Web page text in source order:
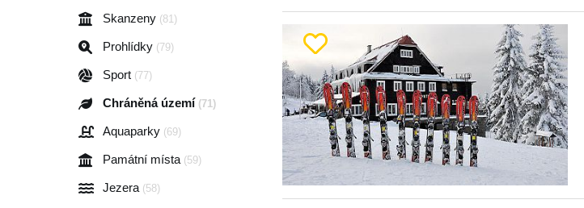
Skanzeny (81)
Prohlídky (79)
Sport (77)
Chráněná území (71)
Aquaparky (69)
Památní místa (59)
Jezera (58)